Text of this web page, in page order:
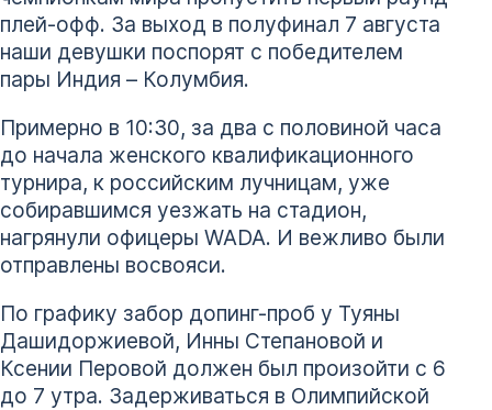
плей-офф. За выход в полуфинал 7 августа
наши девушки поспорят с победителем
пары Индия – Колумбия.
Примерно в 10:30, за два с половиной часа
до начала женского квалификационного
турнира, к российским лучницам, уже
собиравшимся уезжать на стадион,
нагрянули офицеры WADA. И вежливо были
отправлены восвояси.
По графику забор допинг-проб у Туяны
Дашидоржиевой, Инны Степановой и
Ксении Перовой должен был произойти с 6
до 7 утра. Задерживаться в Олимпийской